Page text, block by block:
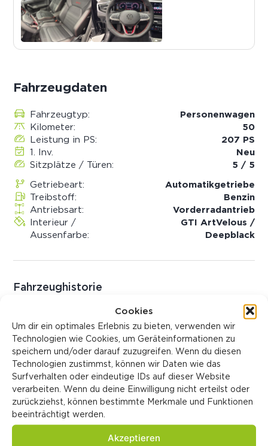
Cookies
Um dir ein optimales Erlebnis zu bieten, verwenden wir
Technologien wie Cookies, um Geräteinformationen zu
speichern und/oder darauf zuzugreifen. Wenn du diesen
Technologien zustimmst, können wir Daten wie das
Surfverhalten oder eindeutige IDs auf dieser Website
verarbeiten. Wenn du deine Einwilligung nicht erteilst oder
zurückziehst, können bestimmte Merkmale und Funktionen
beeinträchtigt werden.
Akzeptieren
Fahrzeugdaten
Fahrzeugtyp:
Personenwagen
Kilometer:
50
Leistung in PS:
207 PS
1. Inv.
Neu
Sitzplätze / Türen:
5 / 5
Getriebeart:
Automatik­getriebe
Treibstoff:
Benzin
Antriebsart:
Vorderradantrieb
Interieur /
Aussenfarbe:
GTI ArtVelous /
Deepblack
Fahrzeughistorie
Neufahrzeug
Verkaufspreis:
CHF 40'190.00
Katalogpreis:
CHF 45'480.00
Identifikationsnummern
LIGA Nummer: 0019893/25
Sonderausstattung